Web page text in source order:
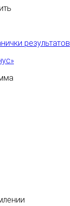
результатов